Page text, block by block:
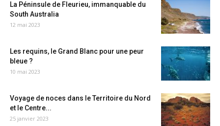
La Péninsule de Fleurieu, immanquable du
South Australia
12 mai 2023
Les requins, le Grand Blanc pour une peur
bleue ?
10 mai 2023
Voyage de noces dans le Territoire du Nord
et le Centre...
25 janvier 2023